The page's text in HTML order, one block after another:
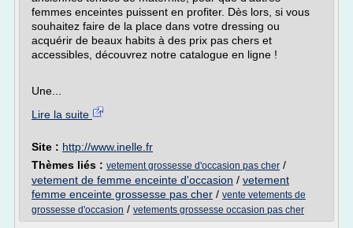
femmes enceintes puissent en profiter. Dès lors, si vous
souhaitez faire de la place dans votre dressing ou
acquérir de beaux habits à des prix pas chers et
accessibles, découvrez notre catalogue en ligne !
Une...
Lire la suite
Site : http://www.inelle.fr
Thèmes liés : vetement grossesse d'occasion pas cher /
vetement de femme enceinte d'occasion / vetement
femme enceinte grossesse pas cher / vente vetements de
grossesse d'occasion / vetements grossesse occasion pas cher